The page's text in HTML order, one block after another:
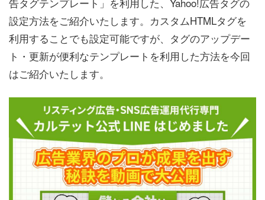
設定方法をご紹介いたします。カスタムHTMLタグを
利用することでも設定可能ですが、タグのアップデー
ト・更新が便利なテンプレートを利用した方法を今回
はご紹介いたします。